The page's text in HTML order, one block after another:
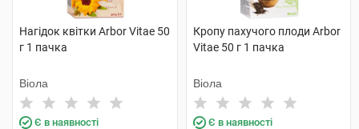
Нагідок квітки Arbor Vitae 50
г 1 пачка
Віола
Є в наявності
Кропу пахучого плоди Arbor
Vitae 50 г 1 пачка
Віола
Є в наявності